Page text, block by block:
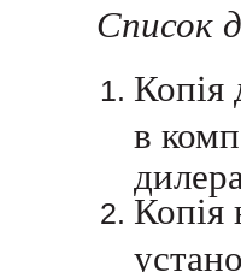
Список
Копія
в
дилера.
Копія